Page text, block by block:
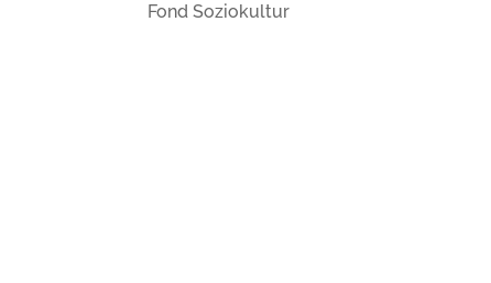
Fond Soziokultur